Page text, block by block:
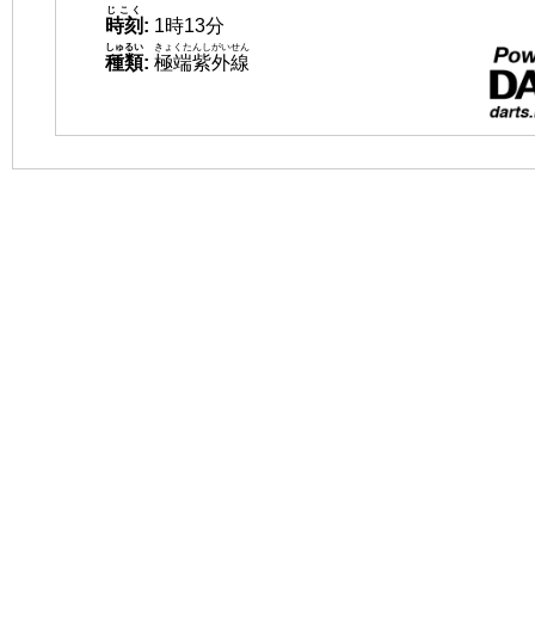
時刻
じこく
: 1時13分
種類
しゅるい
: 極端紫外線
きょくたんしがいせん